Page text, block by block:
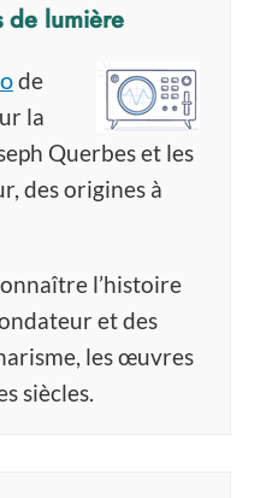
de lumière
de
la
Querbes et les
des origines à
l’histoire
et des
les œuvres
siècles.